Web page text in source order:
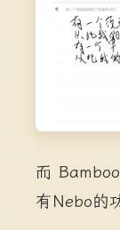
而
有Nebo的